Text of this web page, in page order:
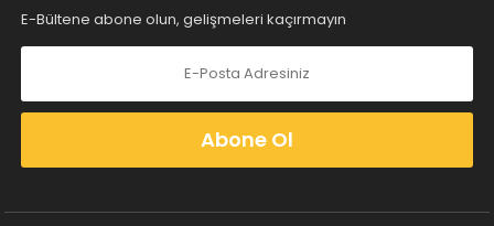
E-Bültene abone olun, gelişmeleri kaçırmayın
Abone Ol